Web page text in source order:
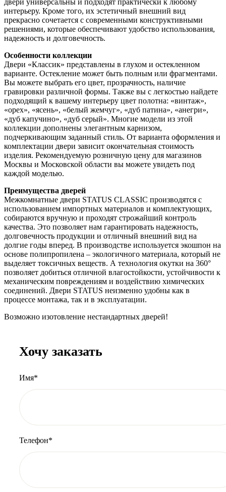
интерьеру. Кроме того, их эстетичный внешний вид
прекрасно сочетается с современными конструктивными
решениями, которые обеспечивают удобство использования,
надежность и долговечность.
Особенности коллекции
Двери «Классик» представлены в глухом и остекленном
варианте. Остекление может быть полным или фрагментами.
Вы можете выбрать его цвет, прозрачность, наличие
гравировки различной формы. Также вы с легкостью найдете
подходящий к вашему интерьеру цвет полотна: «винтаж»,
«орех», «ясень», «белый жемчуг», «дуб патина», «анегри»,
«дуб капучино», «дуб серый». Многие модели из этой
коллекции дополнены элегантным карнизом,
подчеркивающим заданный стиль. От варианта оформления и
комплектации двери зависит окончательная стоимость
изделия. Рекомендуемую розничную цену для магазинов
Москвы и Московской области вы можете увидеть под
каждой моделью.
Преимущества дверей
Межкомнатные двери STATUS CLASSIC производятся с
использованием импортных материалов и комплектующих,
собираются вручную и проходят строжайший контроль
качества. Это позволяет нам гарантировать надежность,
долговечность продукции и отличный внешний вид на
долгие годы вперед. В производстве используется экошпон на
основе полипропилена – экологичного материала, который не
выделяет токсичных веществ. А технология окутки на 360°
позволяет добиться отличной влагостойкости, устойчивости к
механическим повреждениям и воздействию химических
соединений. Двери STATUS неизменно удобны как в
процессе монтажа, так и в эксплуатации.
Возможно изотовление нестандартных дверей!
Хочу заказать
Имя*
Телефон*